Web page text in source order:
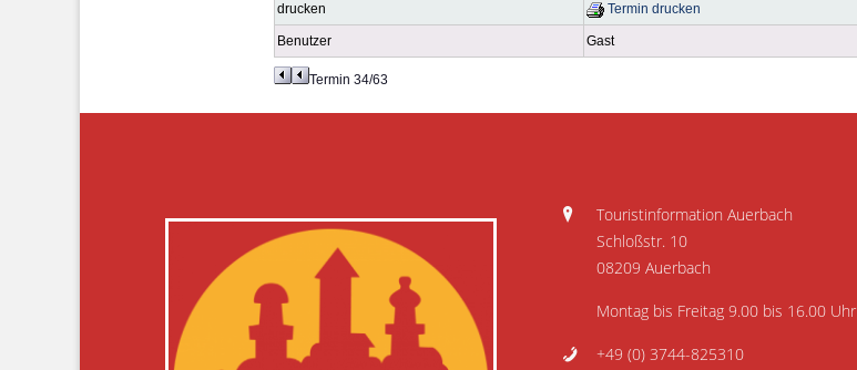
drucken Termin drucken
Benutzer Gast
Termin 34/63
Touristinformation Auerbach
Schloßstr. 10
08209 Auerbach
Montag bis Freitag 9.00 bis 16.00 Uhr
+49 (0) 3744-825310